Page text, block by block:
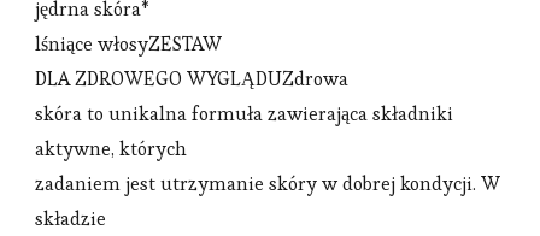
jędrna skóra*
lśniące włosyZESTAW
DLA ZDROWEGO WYGLĄDUZdrowa
skóra to unikalna formuła zawierająca składniki
aktywne, których
zadaniem jest utrzymanie skóry w dobrej kondycji. W
składzie